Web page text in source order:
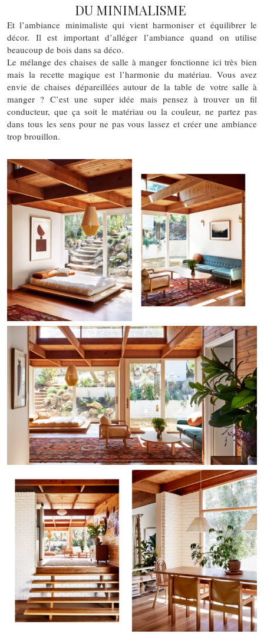
DU MINIMALISME
Et l’ambiance minimaliste qui vient harmoniser et équilibrer le
décor. Il est important d’alléger l’ambiance quand on utilise
beaucoup de bois dans sa déco.
Le mélange des chaises de salle à manger fonctionne ici très bien
mais la recette magique est l’harmonie du matériau. Vous avez
envie de chaises dépareillées autour de la table de votre salle à
manger ? C’est une super idée mais pensez à trouver un fil
conducteur, que ça soit le matériau ou la couleur, ne partez pas
dans tous les sens pour ne pas vous lassez et créer une ambiance
trop brouillon.